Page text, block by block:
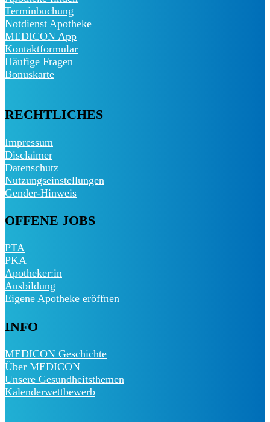
Terminbuchung
Notdienst Apotheke
MEDICON App
Kontaktformular
Häufige Fragen
Bonuskarte
RECHTLICHES
Impressum
Disclaimer
Datenschutz
Nutzungseinstellungen
Gender-Hinweis
OFFENE JOBS
PTA
PKA
Apotheker:in
Ausbildung
Eigene Apotheke eröffnen
INFO
MEDICON Geschichte
Über MEDICON
Unsere Gesundheitsthemen
Kalenderwettbewerb